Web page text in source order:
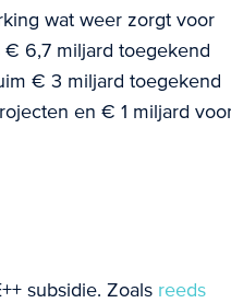
wat weer zorgt voor
€ 6,7 miljard toegekend
€ 3 miljard toegekend
en € 1 miljard
subsidie. Zoals reeds